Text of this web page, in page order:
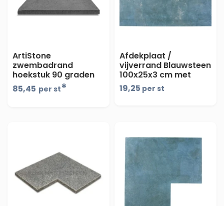
ArtiStone
zwembadrand
hoekstuk 90 graden
100x100x5 Antraciet
85,45 per st*
Afdekplaat /
vijverrand Blauwsteen
100x25x3 cm met
facet
19,25 per st